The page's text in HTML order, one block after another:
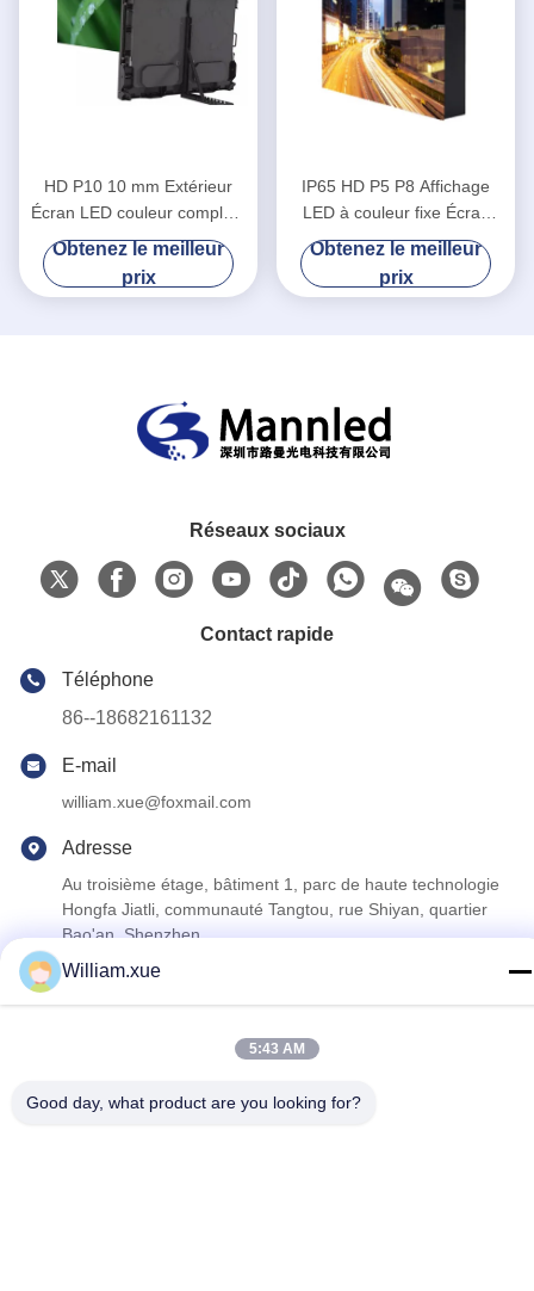
HD P10 10 mm Extérieur
Écran LED couleur complète
étanche
Obtenez le meilleur
prix
IP65 HD P5 P8 Affichage
LED à couleur fixe Écran
lumineux élevé
Obtenez le meilleur
prix
Réseaux sociaux
Contact rapide
Téléphone
86--18682161132
E-mail
william.xue@foxmail.com
Adresse
Au troisième étage, bâtiment 1, parc de haute technologie
Hongfa Jiatli, communauté Tangtou, rue Shiyan, quartier
Bao'an, Shenzhen.
Bonne qualité de la Chine Écran polychrome extérieur de LED
Photoelectric Technology Co., Ltd . Tous droits réservés.
William.xue
5:43 AM
Good day, what product are you looking for?